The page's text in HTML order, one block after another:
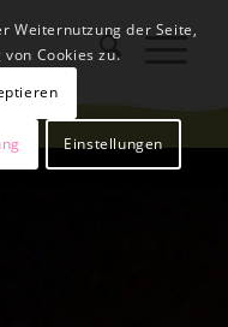
Weiternutzung der Seite,
Cookies zu.
Einstellungen